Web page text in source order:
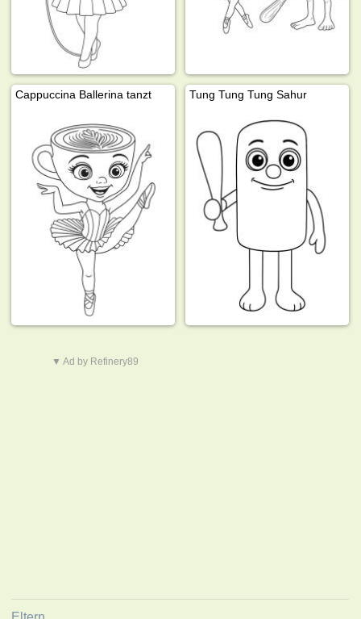
Cappuccina Ballerina tanzt Tung Tung Tung Sahur
▼ Ad by Refinery89